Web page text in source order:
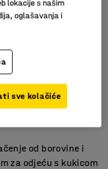
Slični proizvodi
vratima
od borovine i
za odjeću s kukicom
lokacije s našim
oglašavanja i
sve kolačiće